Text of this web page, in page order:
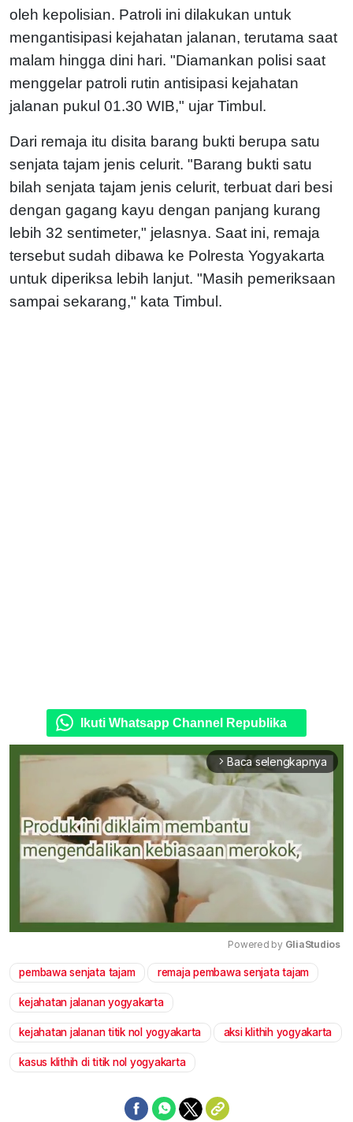
oleh kepolisian. Patroli ini dilakukan untuk
mengantisipasi kejahatan jalanan, terutama saat
malam hingga dini hari. "Diamankan polisi saat
menggelar patroli rutin antisipasi kejahatan
jalanan pukul 01.30 WIB," ujar Timbul.
Dari remaja itu disita barang bukti berupa satu
senjata tajam jenis celurit. "Barang bukti satu
bilah senjata tajam jenis celurit, terbuat dari besi
dengan gagang kayu dengan panjang kurang
lebih 32 sentimeter," jelasnya. Saat ini, remaja
tersebut sudah dibawa ke Polresta Yogyakarta
untuk diperiksa lebih lanjut. "Masih pemeriksaan
sampai sekarang," kata Timbul.
Ikuti Whatsapp Channel Republika
arrow_forward_ios Baca selengkapnya
Mute
Powered by GliaStudios
pembawa senjata tajam remaja pembawa senjata tajam
kejahatan jalanan yogyakarta
kejahatan jalanan titik nol yogyakarta aksi klithih yogyakarta
kasus klithih di titik nol yogyakarta